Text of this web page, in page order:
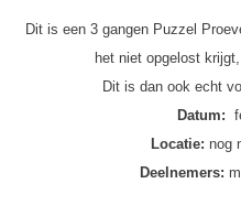
Dit is een 3 gangen Puzzel
het niet opgelost
Dit is dan ook echt
Datum:
Locatie: nog
Deelnemers: